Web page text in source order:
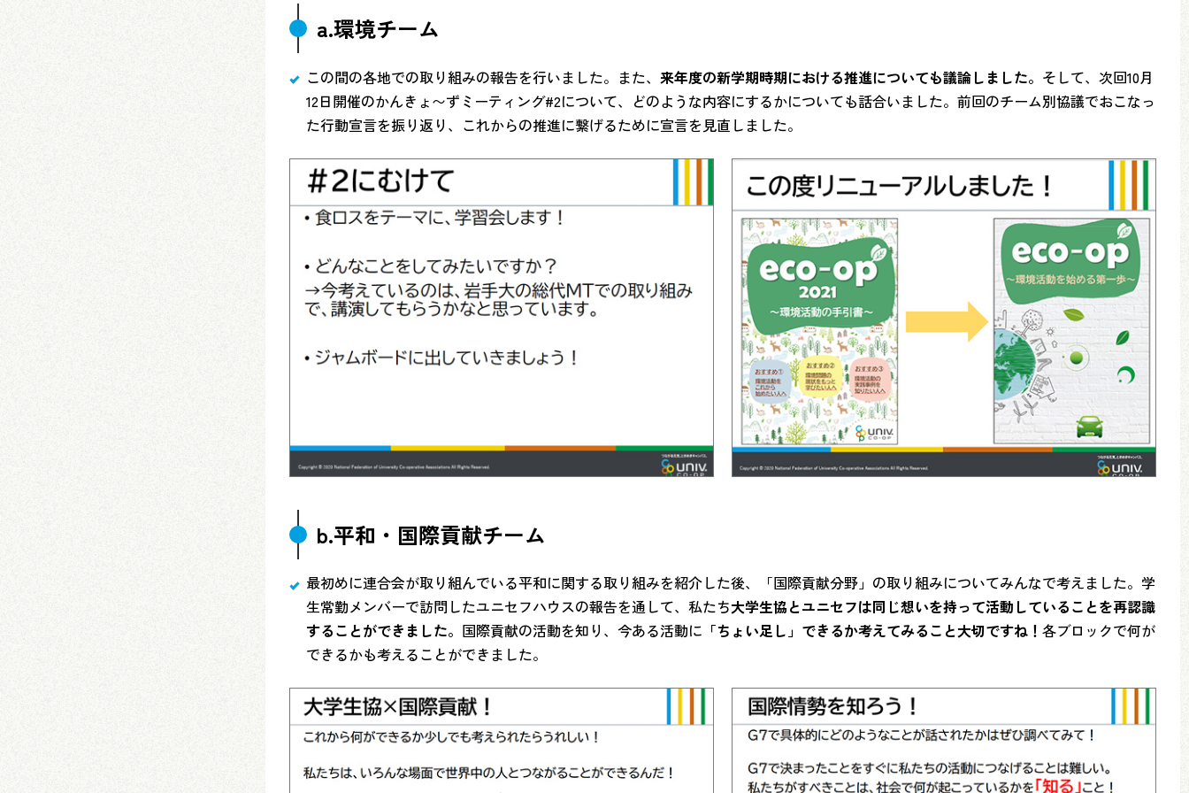
a.環境チーム
この間の各地での取り組みの報告を行いました。また、 来年度の新学期時期における推進についても議論しました。 そして、次回10月
12日開催のかんきょ〜ずミーティング#2について、どのような内容にするかについても話合いました。前回のチーム別協議でおこなっ
た行動宣言を振り返り、これからの推進に繋げるために宣言を見直しました。
b.平和・国際貢献チーム
最初めに連合会が取り組んでいる平和に関する取り組みを紹介した後、「国際貢献分野」の取り組みについてみんなで考えました。学
生常勤メンバーで訪問したユニセフハウスの報告を通して、私たち大学生協とユニセフは同じ想いを持って活動していることを再認識
することができました。 国際貢献の活動を知り、今ある活動に 「ちょい足し」できるか考えてみること大切ですね！各ブロックで何が
できるかも考えることができました。